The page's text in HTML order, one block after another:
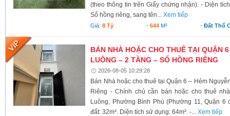
(theo thông tin trên Giấy chứng nhận). - Diện
Sổ hồng riêng, sang tên...Xem tiếp
Giá:8 Tỷ -644 M² - Đất Thổ
BÁN NHÀ HOẶC CHO THUÊ TẠI QUẬN
LUÔNG – 2 TẦNG – SỔ HỒNG RIÊNG
2026-08-05 10:29:28
Bán Nhà hoặc cho thuê tại Quận 6 – Hẻm
Riêng - Chính chủ cần bán hoặc cho thuê
Luông, Phường Bình Phú (Phường 11, Quận 6
đất: 32m². Diện tích sử dụng: 64m². -...Xem tiếp